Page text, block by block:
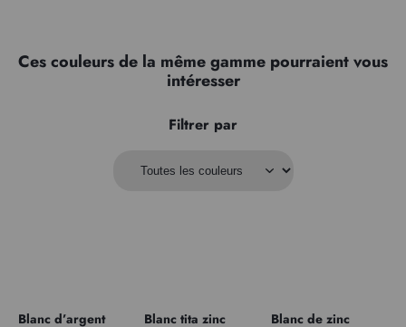
Ces couleurs de la même gamme pourraient vous
intéresser
Filtrer par
Blanc d’argent Blanc tita zinc Blanc de zinc